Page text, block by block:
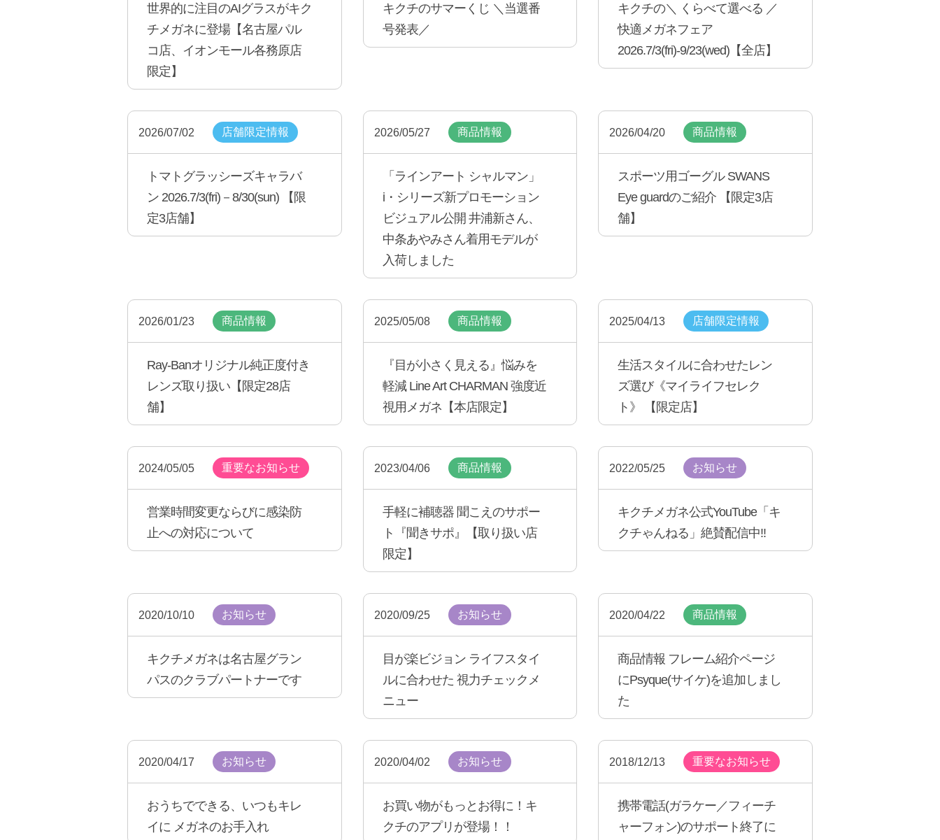
世界的に注目のAIグラスがキク
チメガネに登場【名古屋パル
コ店、イオンモール各務原店
限定】
キクチのサマーくじ ＼当選番
号発表／
キクチの＼ くらべて選べる ／
快適メガネフェア
2026.7/3(fri)-9/23(wed)【全店】
2026/07/02 店舗限定情報
トマトグラッシーズキャラバ
ン 2026.7/3(fri)－8/30(sun) 【限
定3店舗】
2026/05/27 商品情報
「ラインアート シャルマン」
i・シリーズ新プロモーション
ビジュアル公開 井浦新さん、
中条あやみさん着用モデルが
入荷しました
2026/04/20 商品情報
スポーツ用ゴーグル SWANS
Eye guardのご紹介 【限定3店
舗】
2026/01/23 商品情報
Ray-Banオリジナル純正度付き
レンズ取り扱い【限定28店
舗】
2025/05/08 商品情報
『目が小さく見える』悩みを
軽減 Line Art CHARMAN 強度近
視用メガネ【本店限定】
2025/04/13 店舗限定情報
生活スタイルに合わせたレン
ズ選び《マイライフセレク
ト》 【限定店】
2024/05/05 重要なお知らせ
営業時間変更ならびに感染防
止への対応について
2023/04/06 商品情報
手軽に補聴器 聞こえのサポー
ト『聞きサポ』【取り扱い店
限定】
2022/05/25 お知らせ
キクチメガネ公式YouTube「キ
クチゃんねる」絶賛配信中!!
2020/10/10 お知らせ
キクチメガネは名古屋グラン
パスのクラブパートナーです
2020/09/25 お知らせ
目が楽ビジョン ライフスタイ
ルに合わせた 視力チェックメ
ニュー
2020/04/22 商品情報
商品情報 フレーム紹介ページ
にPsyque(サイケ)を追加しまし
た
2020/04/17 お知らせ
おうちでできる、いつもキレ
イに メガネのお手入れ
2020/04/02 お知らせ
お買い物がもっとお得に！キ
クチのアプリが登場！！
2018/12/13 重要なお知らせ
携帯電話(ガラケー／フィーチ
ャーフォン)のサポート終了に